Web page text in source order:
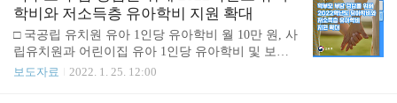
월 26일(수) 정부서울청사에서 제2차 사회관계장관
회의를 개최한다. 2022년 사회정책방향 ｢2022년 사
회정책방향｣은 사회정책에 대한 공공성과 신뢰성을
높여 ‘품격 높은 사회’를 구현하는 것을 목표로, 안전
·공정·혁신·포용 등 4개 분야에 걸친 52개의 핵심과
학비와 저소득층 유아학비 지원 확대
□ 국공립 유치원 유아 1인당 유아학비 월 10만 원, 사
립유치원과 어린이집 유아 1인당 유아학비 및 보육
료 28만 원 지원으로 학부모 부담 경감 기대 ㅇ 유아
보도자료 2022. 1. 25. 12:00